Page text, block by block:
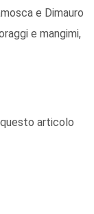
e Dimauro
e mangimi,
articolo